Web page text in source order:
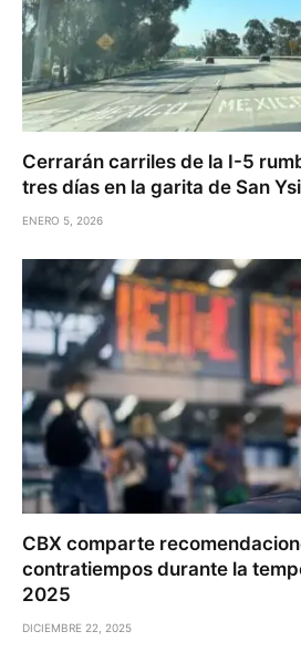
Cerrarán carriles de la I-5
tres días en la garita de San
ENERO 5, 2026
CBX comparte
contratiempos durante la
2025
DICIEMBRE 22, 2025